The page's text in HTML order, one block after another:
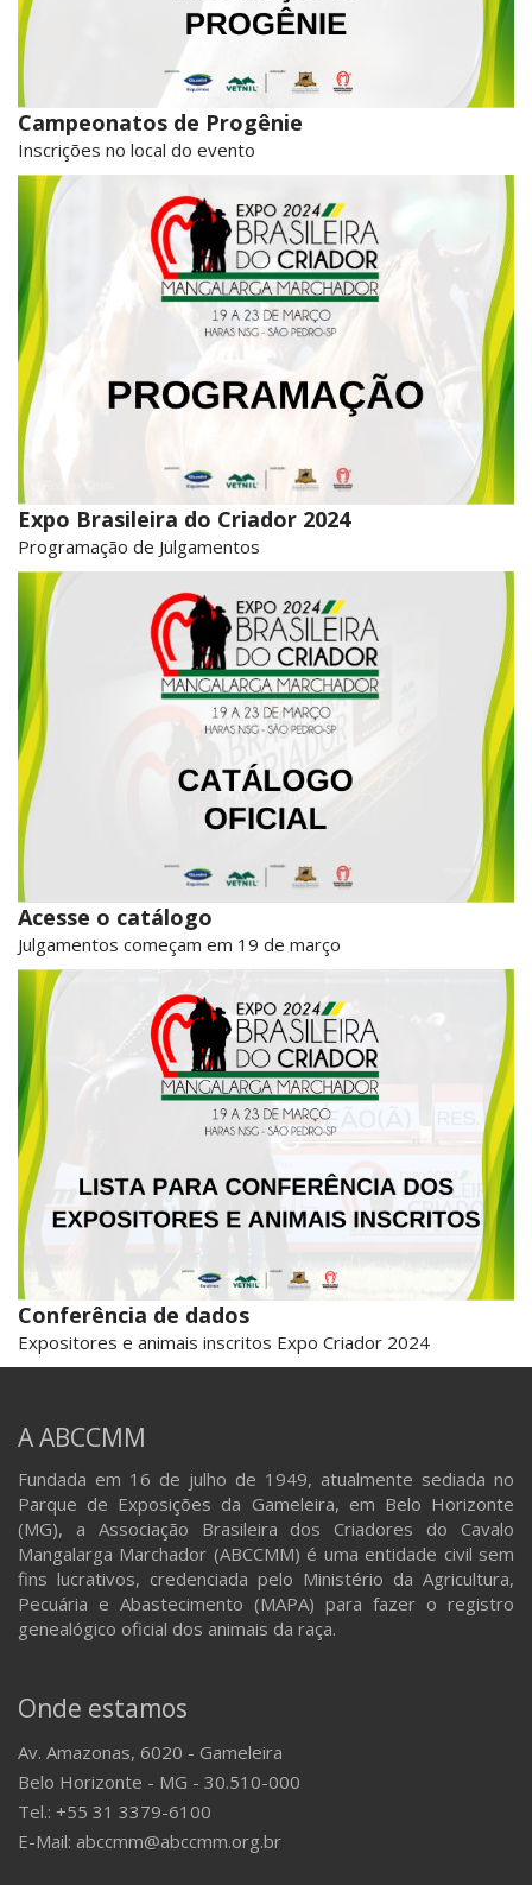
Campeonatos de Progênie
Inscrições no local do evento
Expo Brasileira do Criador 2024
Programação de Julgamentos
Acesse o catálogo
Julgamentos começam em 19 de março
Conferência de dados
Expositores e animais inscritos Expo Criador 2024
A ABCCMM
Fundada em 16 de julho de 1949, atualmente sediada no
Parque de Exposições da Gameleira, em Belo Horizonte
(MG), a Associação Brasileira dos Criadores do Cavalo
Mangalarga Marchador (ABCCMM) é uma entidade civil sem
fins lucrativos, credenciada pelo Ministério da Agricultura,
Pecuária e Abastecimento (MAPA) para fazer o registro
genealógico oficial dos animais da raça.
Onde estamos
Av. Amazonas, 6020 - Gameleira
Belo Horizonte - MG - 30.510-000
Tel.: +55 31 3379-6100
E-Mail: abccmm@abccmm.org.br